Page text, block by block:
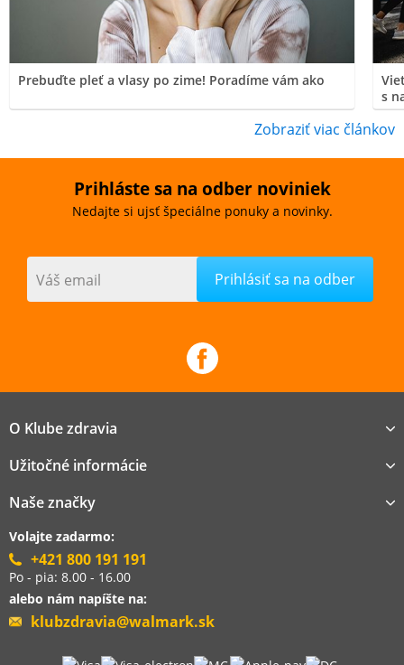
Prebuďte pleť a vlasy po zime! Poradíme vám ako
s
Zobraziť viac článkov
Prihláste sa na odber noviniek
Nedajte si ujsť špeciálne ponuky a novinky.
Váš email
O Klube zdravia
Užitočné informácie
Naše značky
Volajte zadarmo:
+421 800 191 191
Po - pia: 8.00 - 16.00
alebo nám napíšte na:
klubzdravia@walmark.sk